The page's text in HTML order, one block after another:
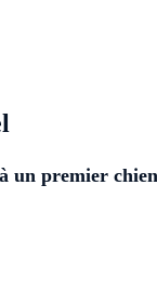
un premier